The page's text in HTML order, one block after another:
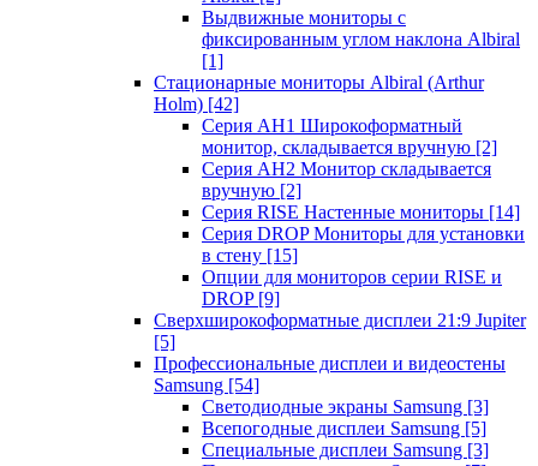
Выдвижные мониторы с
фиксированным углом наклона Albiral
[1]
Стационарные мониторы Albiral (Arthur
Holm) [42]
Серия AH1 Широкоформатный
монитор, складывается вручную [2]
Серия AH2 Монитор складывается
вручную [2]
Серия RISE Настенные мониторы [14]
Серия DROP Мониторы для установки
в стену [15]
Опции для мониторов серии RISE и
DROP [9]
Сверхширокоформатные дисплеи 21:9 Jupiter
[5]
Профессиональные дисплеи и видеостены
Samsung [54]
Светодиодные экраны Samsung [3]
Всепогодные дисплеи Samsung [5]
Специальные дисплеи Samsung [3]